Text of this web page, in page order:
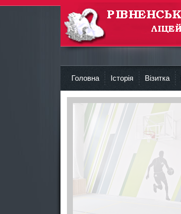
Рівненський Ліцей №2
Головна Історія Візитка